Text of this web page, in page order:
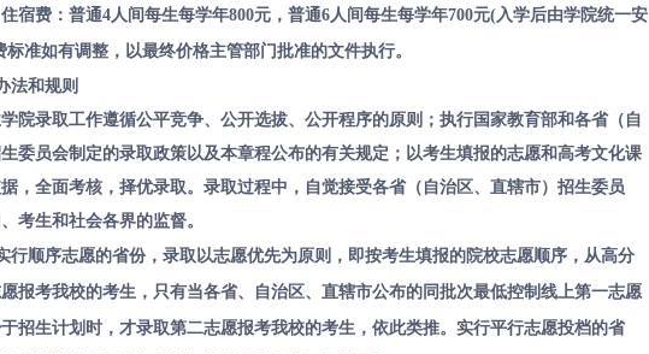
宿费：普通4人间每生每学年800元，普通6人间每生每学年700元(入学后由学院统一安
准如有调整，以最终价格主管部门批准的文件执行。
法和规则
院录取工作遵循公平竞争、公开选拔、公开程序的原则；执行国家教育部和各省（自
委员会制定的录取政策以及本章程公布的有关规定；以考生填报的志愿和高考文化课
，全面考核，择优录取。录取过程中，自觉接受各省（自治区、直辖市）招生委员
考生和社会各界的监督。
行顺序志愿的省份，录取以志愿优先为原则，即按考生填报的院校志愿顺序，从高分
报考我校的考生，只有当各省、自治区、直辖市公布的同批次最低控制线上第一志愿
招生计划时，才录取第二志愿报考我校的考生，依此类推。实行平行志愿投档的省